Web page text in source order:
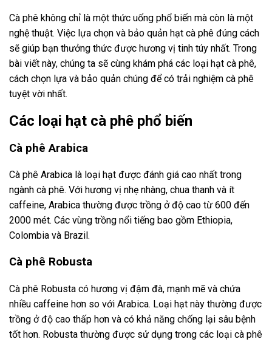
Cà phê không chỉ là một thức uống phổ biến mà còn là một
nghệ thuật. Việc lựa chọn và bảo quản hạt cà phê đúng cách
sẽ giúp bạn thưởng thức được hương vị tinh túy nhất. Trong
bài viết này, chúng ta sẽ cùng khám phá các loại hạt cà phê,
cách chọn lựa và bảo quản chúng để có trải nghiệm cà phê
tuyệt vời nhất.
Các loại hạt cà phê phổ biến
Cà phê Arabica
Cà phê Arabica là loại hạt được đánh giá cao nhất trong
ngành cà phê. Với hương vị nhẹ nhàng, chua thanh và ít
caffeine, Arabica thường được trồng ở độ cao từ 600 đến
2000 mét. Các vùng trồng nổi tiếng bao gồm Ethiopia,
Colombia và Brazil.
Cà phê Robusta
Cà phê Robusta có hương vị đậm đà, mạnh mẽ và chứa
nhiều caffeine hơn so với Arabica. Loại hạt này thường được
trồng ở độ cao thấp hơn và có khả năng chống lại sâu bệnh
tốt hơn. Robusta thường được sử dụng trong các loại cà phê